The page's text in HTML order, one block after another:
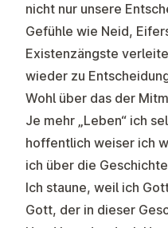
nicht nur unsere
Gefühle wie Neid,
Existenzängste
wieder zu
Wohl über das der
Je mehr „Leben“ ich
hoffentlich weiser ich
ich über die
Ich staune, weil ich
Gott, der in dieser